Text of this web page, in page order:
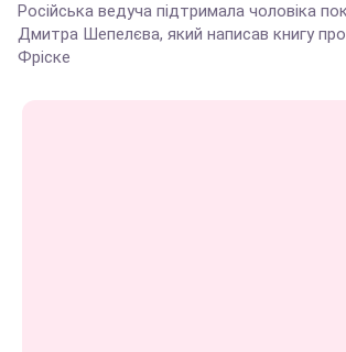
Російська ведуча підтримала чоловіка
Дмитра Шепелєва, який написав книгу
Фріске